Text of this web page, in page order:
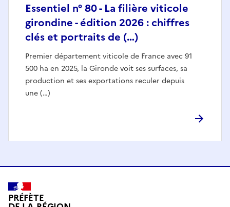
Essentiel n° 80 - La filière viticole
girondine - édition 2026 : chiffres
clés et portraits de (…)
Premier département viticole de France avec 91
500 ha en 2025, la Gironde voit ses surfaces, sa
production et ses exportations reculer depuis
une (…)
PRÉFÈTE